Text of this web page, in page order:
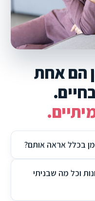
הם אחת
בכלל אראה אותם?
וכל מה שבניתי